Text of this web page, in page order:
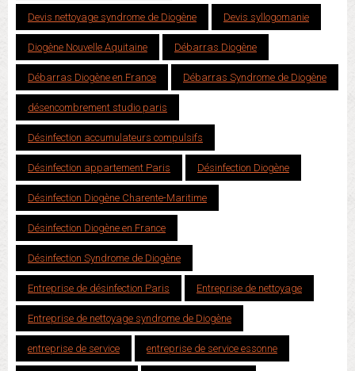
Devis nettoyage syndrome de Diogène Devis syllogomanie
Diogène Nouvelle Aquitaine Débarras Diogène
Débarras Diogène en France Débarras Syndrome de Diogène
désencombrement studio paris
Désinfection accumulateurs compulsifs
Désinfection appartement Paris Désinfection Diogène
Désinfection Diogène Charente-Maritime
Désinfection Diogène en France
Désinfection Syndrome de Diogène
Entreprise de désinfection Paris Entreprise de nettoyage
Entreprise de nettoyage syndrome de Diogène
entreprise de service entreprise de service essonne